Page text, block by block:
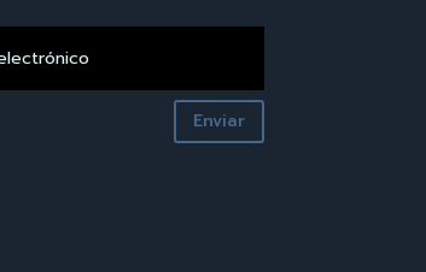
Enviar